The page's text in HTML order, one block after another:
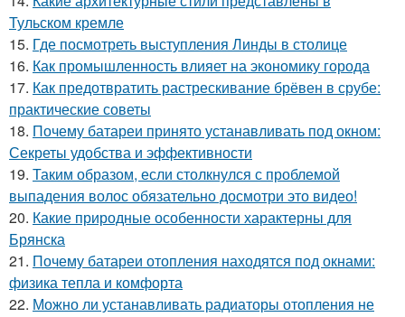
Тульском кремле
15. Где посмотреть выступления Линды в столице
16. Как промышленность влияет на экономику города
17. Как предотвратить растрескивание брёвен в срубе:
практические советы
18. Почему батареи принято устанавливать под окном:
Секреты удобства и эффективности
19. Таким образом, если столкнулся с проблемой
выпадения волос обязательно досмотри это видео!
20. Какие природные особенности характерны для
Брянска
21. Почему батареи отопления находятся под окнами:
физика тепла и комфорта
22. Можно ли устанавливать радиаторы отопления не